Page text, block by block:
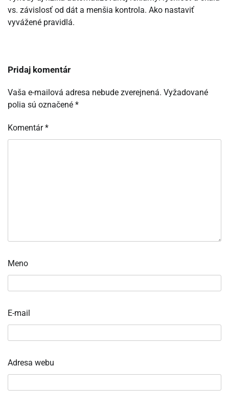
vs. závislosť od dát a menšia kontrola. Ako nastaviť
vyvážené pravidlá.
Pridaj komentár
Vaša e-mailová adresa nebude zverejnená. Vyžadované
polia sú označené *
Komentár*
Meno
E-mail
Adresa webu